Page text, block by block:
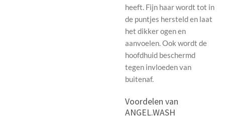
heeft. Fijn haar wordt tot in
de puntjes hersteld en laat
het dikker ogen en
aanvoelen. Ook wordt de
hoofdhuid beschermd
tegen invloeden van
buitenaf.
Voordelen van
ANGEL.WASH